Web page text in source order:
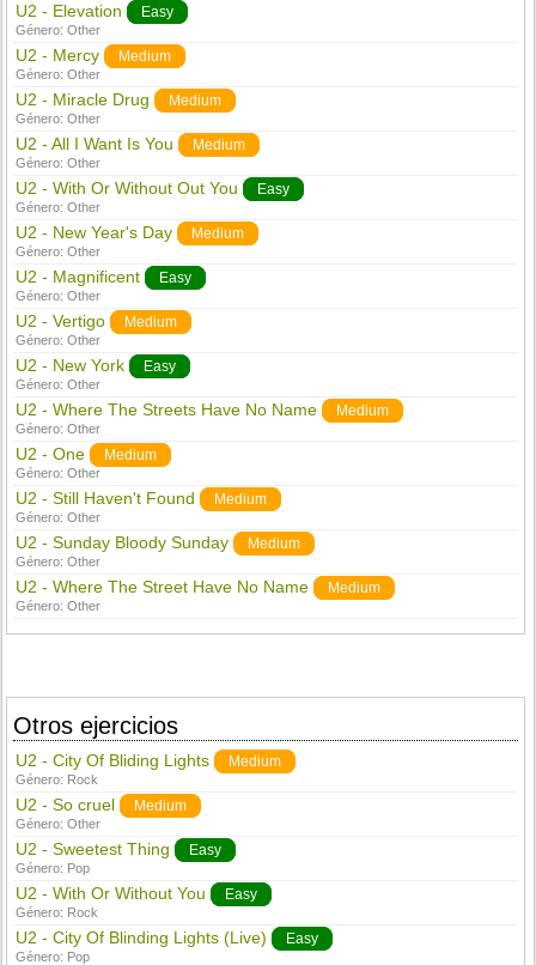
U2 - Elevation Easy
Género:Other
U2 - Mercy Medium
Género:Other
U2 - Miracle Drug Medium
Género:Other
U2 - All I Want Is You Medium
Género:Other
U2 - With Or Without Out You Easy
Género:Other
U2 - New Year's Day Medium
Género:Other
U2 - Magnificent Easy
Género:Other
U2 - Vertigo Medium
Género:Other
U2 - New York Easy
Género:Other
U2 - Where The Streets Have No Name Medium
Género:Other
U2 - One Medium
Género:Other
U2 - Still Haven't Found Medium
Género:Other
U2 - Sunday Bloody Sunday Medium
Género:Other
U2 - Where The Street Have No Name Medium
Género:Other
Otros ejercicios
U2 - City Of Bliding Lights Medium
Género: Rock
U2 - So cruel Medium
Género:Other
U2 - Sweetest Thing Easy
Género: Pop
U2 - With Or Without You Easy
Género: Rock
U2 - City Of Blinding Lights (Live) Easy
Género: Pop